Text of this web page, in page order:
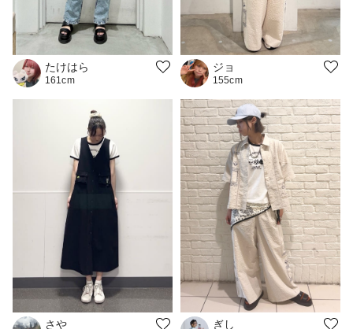
たけはら
161cm
ジョ
155cm
さや ぎし